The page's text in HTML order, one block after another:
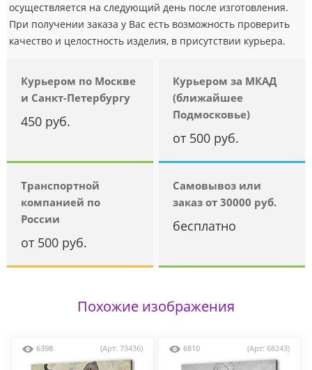
осуществляется на следующий день после изготовления.
При получении заказа у Вас есть возможность проверить
качество и целостность изделия, в присутствии курьера.
Курьером по Москве
и Санкт-Петербургу
450 руб.
Курьером за МКАД
(ближайшее
Подмосковье)
от 500 руб.
Транспортной
компанией по
России
от 500 руб.
Самовывоз или
заказ от 30000 руб.
бесплатно
Похожие изображения
6398 (Арт: 73436) 6810 (Арт: 68243)